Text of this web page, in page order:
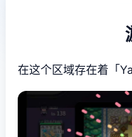
在这个区域存在着「